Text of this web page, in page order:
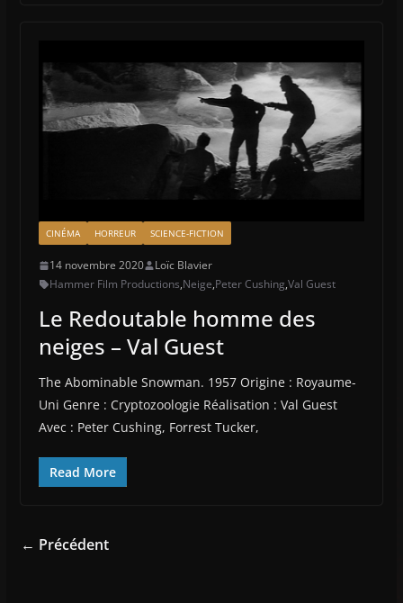
CINÉMA HORREUR SCIENCE-FICTION
14 novembre 2020
Loïc Blavier
Hammer Film Productions,Neige,Peter Cushing,Val Guest
Le Redoutable homme des
neiges – Val Guest
The Abominable Snowman. 1957 Origine : Royaume-
Uni Genre : Cryptozoologie Réalisation : Val Guest
Avec : Peter Cushing, Forrest Tucker,
Read More
← Précédent